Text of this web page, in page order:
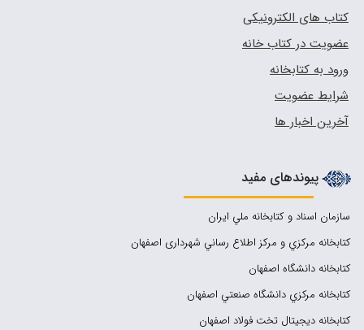
کتاب های الکترونیکی
عضویت در کتاب خانه
ورود به کتابخانه
شرایط عضویت
آخرین اخبار ها
پیوندهای مفید
سازمان اسناد و كتابخانه ملي ايران
کتابخانه مركزي و مركز اطلاع رساني شهرداری اصفهان
کتابخانه دانشگاه اصفهان
کتابخانه مرکزي دانشگاه صنعتي اصفهان
کتابخانه دیجیتال تخت فولاد اصفهان